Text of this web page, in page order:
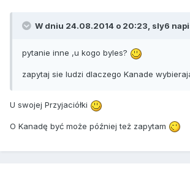
W dniu 24.08.2014 o 20:23, sly6
pytanie inne ,u kogo byles?
zapytaj sie ludzi dlaczego Kanade
U swojej Przyjaciółki
O Kanadę być może później też zapytam